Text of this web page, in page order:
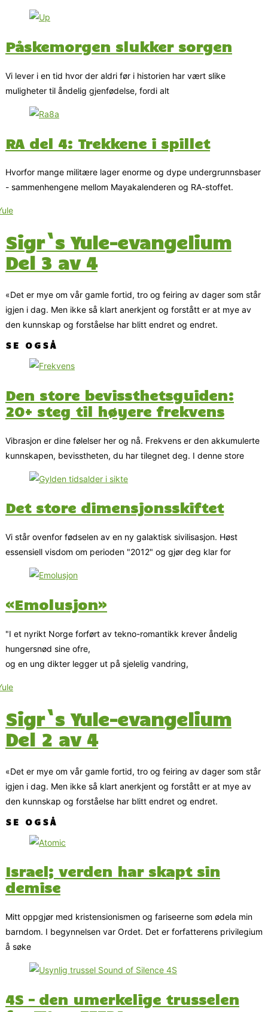
Påskemorgen slukker sorgen
Vi lever i en tid hvor der aldri før i historien har vært slike
muligheter til åndelig gjenfødelse, fordi alt
RA del 4: Trekkene i spillet
Hvorfor mange militære lager enorme og dype undergrunnsbaser
- sammenhengene mellom Mayakalenderen og RA-stoffet.
Sigr`s Yule-evangelium
Del 3 av 4
«Det er mye om vår gamle fortid, tro og feiring av dager som står
igjen i dag. Men ikke så klart anerkjent og forstått er at mye av
den kunnskap og forståelse har blitt endret og endret.
SE OGSÅ
Den store bevissthetsguiden:
20+ steg til høyere frekvens
Vibrasjon er dine følelser her og nå. Frekvens er den akkumulerte
kunnskapen, bevisstheten, du har tilegnet deg. I denne store
Det store dimensjonsskiftet
Vi står ovenfor fødselen av en ny galaktisk sivilisasjon. Høst
essensiell visdom om perioden "2012" og gjør deg klar for
«Emolusjon»
"I et nyrikt Norge forført av tekno-romantikk krever åndelig
hungersnød sine ofre,
og en ung dikter legger ut på sjelelig vandring,
Sigr`s Yule-evangelium
Del 2 av 4
«Det er mye om vår gamle fortid, tro og feiring av dager som står
igjen i dag. Men ikke så klart anerkjent og forstått er at mye av
den kunnskap og forståelse har blitt endret og endret.
SE OGSÅ
Israel; verden har skapt sin
demise
Mitt oppgjør med kristensionismen og fariseerne som ødela min
barndom. I begynnelsen var Ordet. Det er forfatterens privilegium
å søke
4S – den umerkelige trusselen